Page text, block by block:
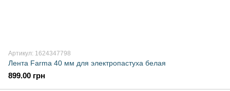
Артикул: 1624347798
Лента Farma 40 мм для электропастуха белая
899.00 грн